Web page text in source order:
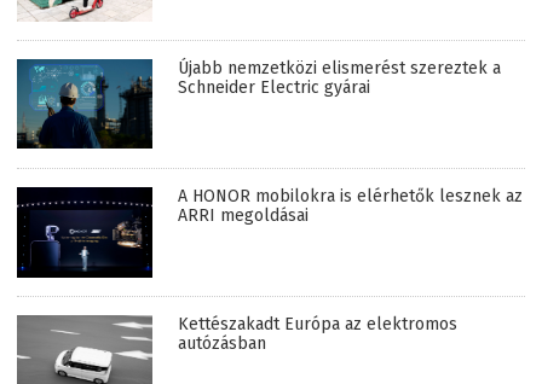
Újabb nemzetközi elismerést szereztek a
Schneider Electric gyárai
A HONOR mobilokra is elérhetők lesznek az
ARRI megoldásai
Kettészakadt Európa az elektromos
autózásban